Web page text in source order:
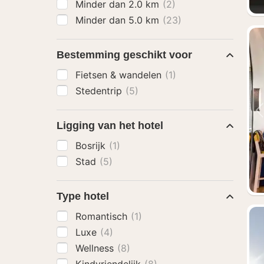
Minder dan 2.0 km (2)
Minder dan 5.0 km (23)
Bestemming geschikt voor
Fietsen & wandelen (1)
Stedentrip (5)
Ligging van het hotel
Bosrijk (1)
Stad (5)
Type hotel
Romantisch (1)
Luxe (4)
Wellness (8)